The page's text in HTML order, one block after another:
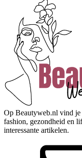
Op Beautyweb.nl vind je
fashion, gezondheid en
interessante artikelen.